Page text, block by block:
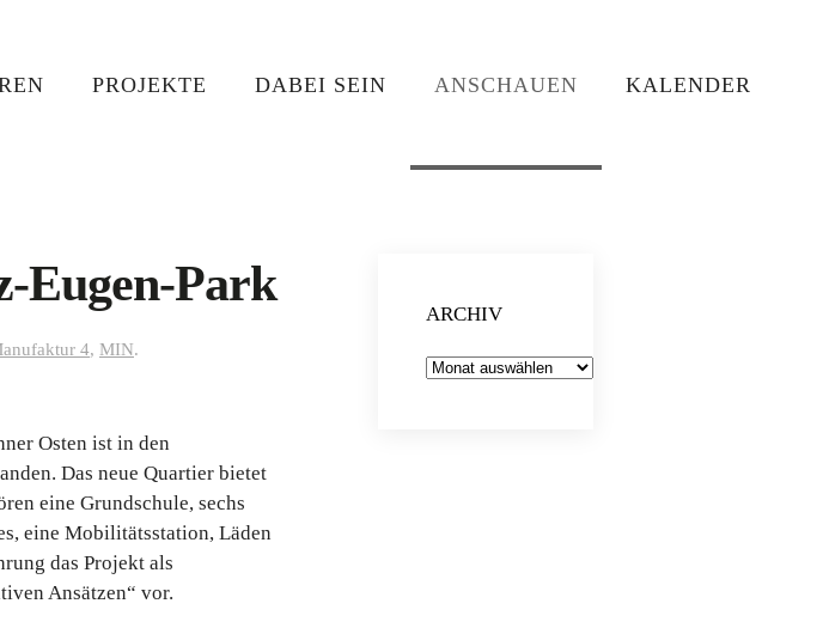
PROJEKTE DABEI SEIN ANSCHAUEN KALENDER
Eugen-Park
4, MIN.
Osten ist in den
Das neue Quartier bietet
eine Grundschule, sechs
eine Mobilitätsstation, Läden
das Projekt als
Ansätzen“ vor.
ARCHIV
Archiv